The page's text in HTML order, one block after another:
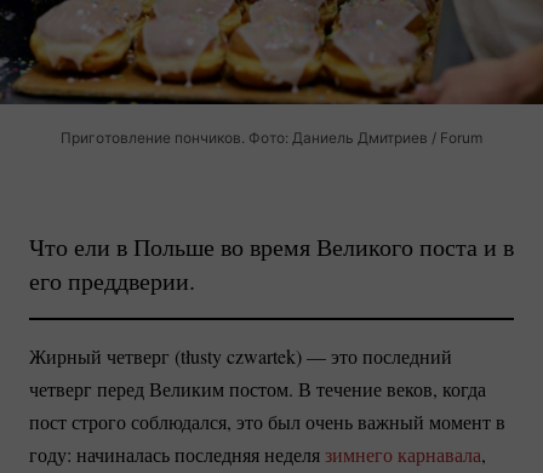
Приготовление пончиков. Фото: Даниель Дмитриев / Forum
Что ели в Польше во время Великого поста и в
его преддверии.
Жирный четверг (tłusty czwartek) — это последний
четверг перед Великим постом. В течение веков, когда
пост строго соблюдался, это был очень важный момент в
году: начиналась последняя неделя зимнего карнавала,